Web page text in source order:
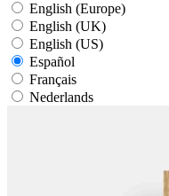
English (Europe)
English (UK)
English (US)
Español
Français
Nederlands